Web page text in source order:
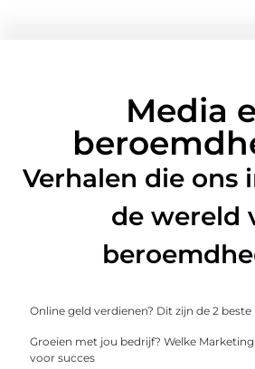
Media
Verhalen die ons
de wereld
Online geld verdienen? Dit zijn de 2
Groeien met jou bedrijf? Welke
voor succes